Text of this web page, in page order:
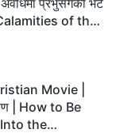
अवधिमा प्रभुसँगको भेट
of the
Movie |
| How to Be
the